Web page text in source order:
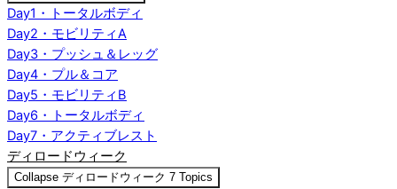
Day1・トータルボディ
Day2・モビリティA
Day3・プッシュ＆レッグ
Day4・プル＆コア
Day5・モビリティB
Day6・トータルボディ
Day7・アクティブレスト
ディロードウィーク
Collapse ディロードウィーク 7 Topics